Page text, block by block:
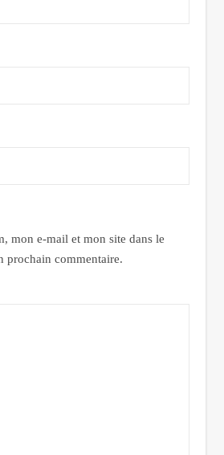
mon e-mail et mon site dans le
prochain commentaire.